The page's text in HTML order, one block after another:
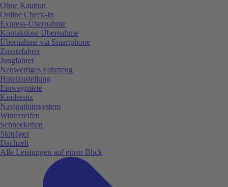
Ohne Kaution
Online Check-In
Express-Übernahme
Kontaktlose Übernahme
Übernahme via Smartphone
Zusatzfahrer
Jungfahrer
Neuwertiges Fahrzeug
Hotelzustellung
Einwegmiete
Kindersitz
Navigationssystem
Winterreifen
Schneeketten
Skiträger
Dachzelt
Alle Leistungen auf einen Blick